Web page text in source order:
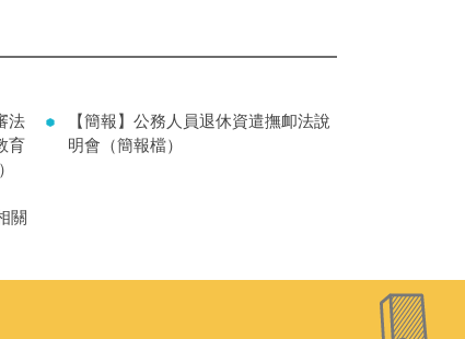
法
育
【簡報】公務人員退休資遣撫卹法說
明會（簡報檔）
關